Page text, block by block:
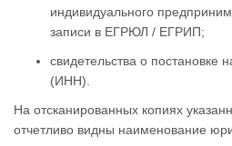
индивидуального
записи в ЕГРЮЛ / ЕГРИП;
свидетельства о постановке
(ИНН).
На отсканированных копиях
отчетливо видны наименование